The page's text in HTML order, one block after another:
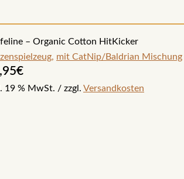
– Organic Cotton HitKicker
, mit CatNip/Baldrian Mischung
€
19 % MwSt. zzgl. Versandkosten